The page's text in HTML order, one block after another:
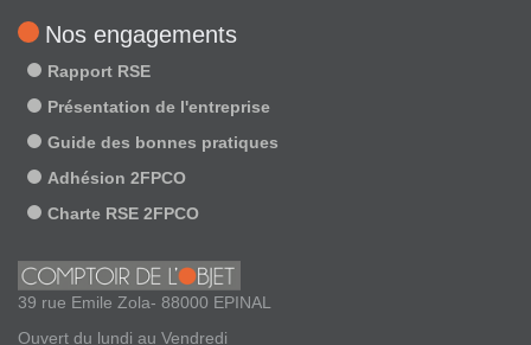
Nos engagements
Rapport RSE
Présentation de l'entreprise
Guide des bonnes pratiques
Adhésion 2FPCO
Charte RSE 2FPCO
39 rue Emile Zola- 88000 EPINAL
Ouvert du lundi au Vendredi